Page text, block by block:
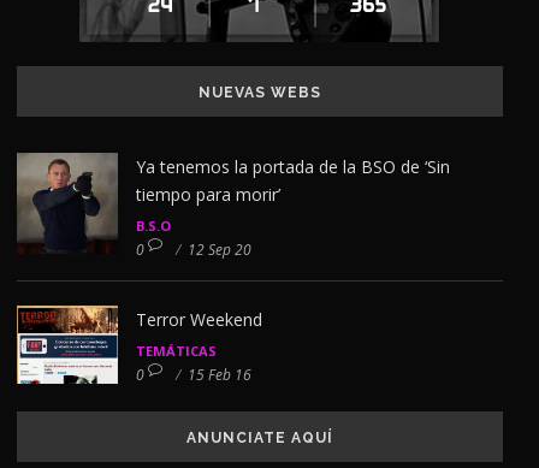
NUEVAS WEBS
Ya tenemos la portada de la BSO de ‘Sin
tiempo para morir’
B.S.O
0 / 12 Sep 20
Terror Weekend
TEMÁTICAS
0 / 15 Feb 16
ANUNCIATE AQUÍ